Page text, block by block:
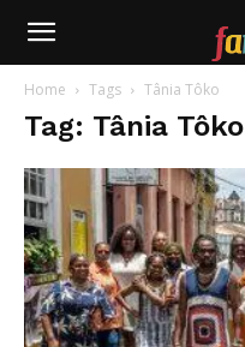
Farofafá
Home Tags Tânia Tôko
Tag: Tânia Tôko